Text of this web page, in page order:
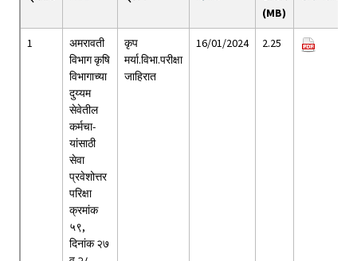
(MB)
1
अमरावती
विभाग कृषि
विभागाच्या
दुय्यम
सेवेतील
कर्मचा-
यांसाठी
सेवा
प्रवेशोत्तर
परिक्षा
क्रमांक
५९,
दिनांक २७
कृप
मर्या.विभा.परीक्षा
जाहिरात
16/01/2024 2.25